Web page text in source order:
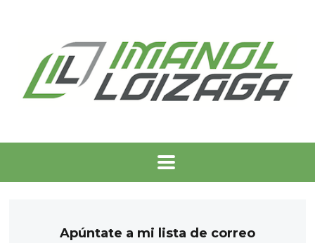
Apúntate a mi lista de correo